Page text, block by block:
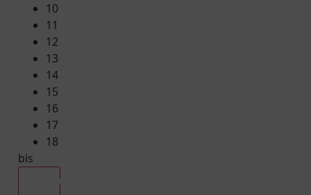
10
11
12
13
14
15
16
17
18
bis